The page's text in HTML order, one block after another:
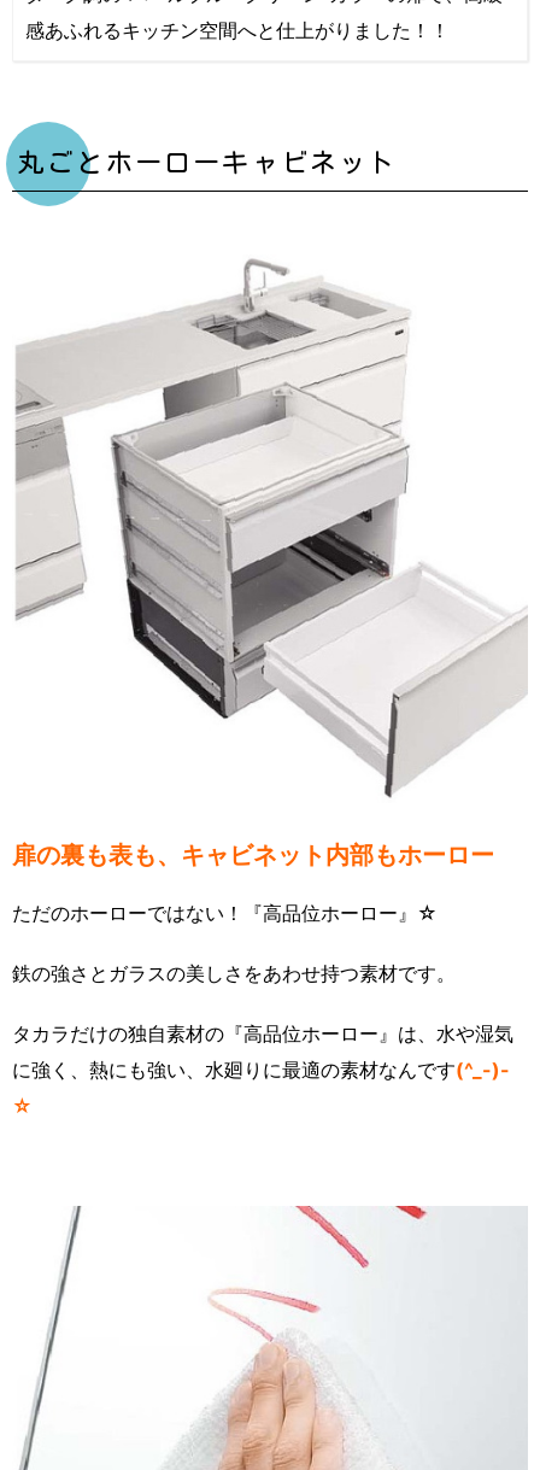
感あふれるキッチン空間へと仕上がりました！！
丸ごとホーローキャビネット
扉の裏も表も、キャビネット内部もホーロー
ただのホーローではない！『高品位ホーロー』☆
鉄の強さとガラスの美しさをあわせ持つ素材です。
タカラだけの独自素材の『高品位ホーロー』は、水や湿気
に強く、熱にも強い、水廻りに最適の素材なんです(^_-)-
☆